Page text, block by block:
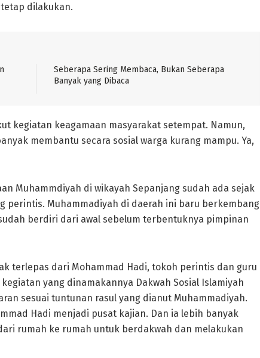
dilakukan.
Seberapa Sering Membaca, Bukan Seberapa
Banyak yang Dibaca
kegiatan keagamaan masyarakat setempat. Namun,
membantu secara sosial warga kurang mampu. Ya,
Muhammdiyah di wikayah Sepanjang sudah ada sejak
perintis. Muhammadiyah di daerah ini baru berkembang
berdiri dari awal sebelum terbentuknya pimpinan
terlepas dari Mohammad Hadi, tokoh perintis dan guru
yang dinamakannya Dakwah Sosial Islamiyah
sesuai tuntunan rasul yang dianut Muhammadiyah.
Hadi menjadi pusat kajian. Dan ia lebih banyak
rumah ke rumah untuk berdakwah dan melakukan